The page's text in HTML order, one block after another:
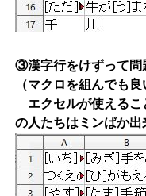
③漢字行をけずって問
（マクロを組んでも
エクセルが使えるこ
の人たちはミンばか出